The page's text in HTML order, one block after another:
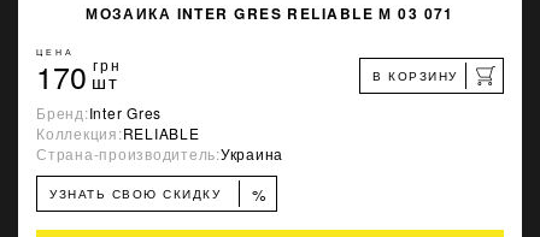
МОЗАИКА INTER GRES RELIABLE М 03 071
ЦЕНА
170 грн
шт В КОРЗИНУ
Бренд:Inter Gres
Коллекция:RELIABLE
Страна-производитель:Украина
УЗНАТЬ СВОЮ СКИДКУ %